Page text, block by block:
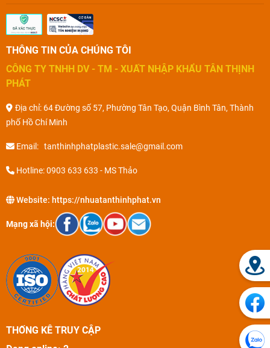
THÔNG TIN CỦA CHÚNG TÔI
CÔNG TY TNHH DV - TM - XUẤT NHẬP KHẨU TÂN THỊNH
PHÁT
Địa chỉ: 64 Đường số 57, Phường Tân Tạo, Quận Bình Tân, Thành
phố Hồ Chí Minh
Email: tanthinhphatplastic.sale@gmail.com
Hotline: 0903 633 633 - MS Thảo
Website: https://nhuatanthinhphat.vn
Mạng xã hội:
THỐNG KÊ TRUY CẬP